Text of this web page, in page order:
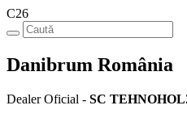
C26
Danibrum România
Dealer Oficial - SC